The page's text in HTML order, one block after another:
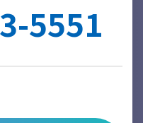
開示、内容の訂正、追加ま
連絡先までご連絡くださ
良い情報提供を目指す為の
5551